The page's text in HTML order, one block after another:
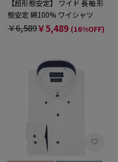
【超形態安定】 ワイド 長袖 形
態安定 綿100% ワイシャツ
￥6,589￥5,489 (16%OFF)